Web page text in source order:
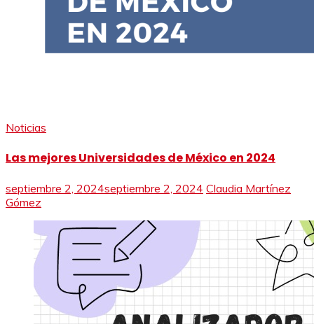
Noticias
Las mejores Universidades de México en 2024
septiembre 2, 2024septiembre 2, 2024 Claudia Martínez
Gómez